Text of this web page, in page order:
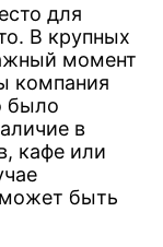
для
В крупных
момент
компания
было
в
кафе или
быть